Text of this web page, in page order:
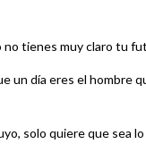
tienes muy claro tu
un día eres el hombre
solo quiere que sea